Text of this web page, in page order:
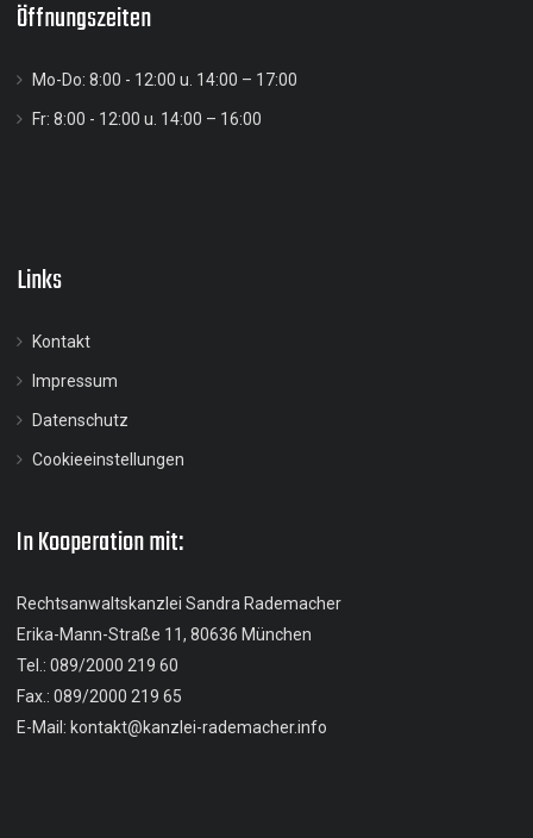
Öffnungszeiten
Mo-Do: 8:00 - 12:00 u. 14:00 – 17:00
Fr: 8:00 - 12:00 u. 14:00 – 16:00
Links
Kontakt
Impressum
Datenschutz
Cookieeinstellungen
In Kooperation mit:
Rechtsanwaltskanzlei Sandra Rademacher
Erika-Mann-Straße 11, 80636 München
Tel.:089/2000 219 60
Fax.: 089/2000 219 65
E-Mail: kontakt@kanzlei-rademacher.info